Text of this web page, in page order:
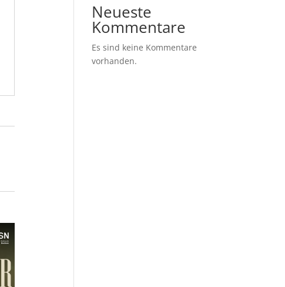
Neueste
Kommentare
Es sind keine Kommentare
vorhanden.